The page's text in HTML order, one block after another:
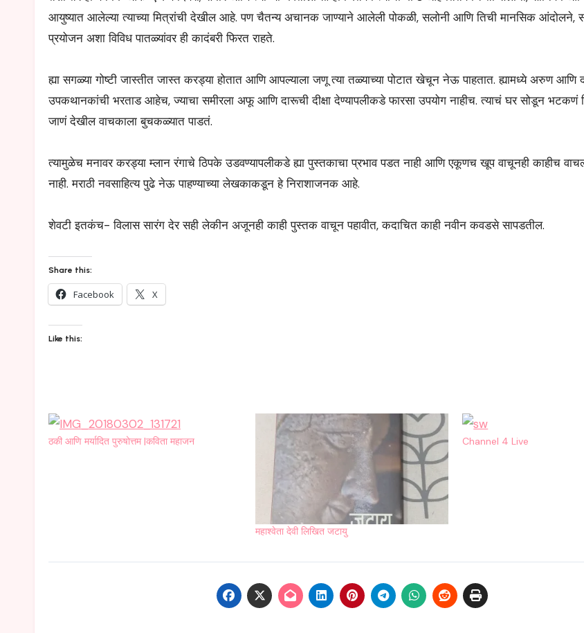
आयुष्यात आलेल्या त्याच्या मित्रांची देखील आहे. पण चैतन्य अचानक जाण्याने आलेली पोकळी, सलोनी आणि तिची मानसिक आंदोलने,
प्रयोजन अशा विविध पातळ्यांवर ही कादंबरी फिरत राहते.
ह्या सगळ्या गोष्टी जास्तीत जास्त करड्या होतात आणि आपल्याला जणू त्या तळ्याच्या पोटात खेचून नेऊ पाहतात. ह्यामध्ये अरुण आणि
उपकथानकांची भरताड आहेच, ज्याचा समीरला अफू आणि दारूची दीक्षा देण्यापलीकडे फारसा उपयोग नाहीच. त्याचं घर सोडून भटकणं
जाणं देखील वाचकाला बुचकळ्यात पाडतं.
त्यामुळेच मनावर करड्या म्लान रंगाचे ठिपके उडवण्यापलीकडे ह्या पुस्तकाचा प्रभाव पडत नाही आणि एकूणच खूप वाचूनही काहीच
नाही. मराठी नवसाहित्य पुढे नेऊ पाहण्याच्या लेखकाकडून हे निराशाजनक आहे.
शेवटी इतकंच- विलास सारंग देर सही लेकीन अजूनही काही पुस्तक वाचून पहावीत, कदाचित काही नवीन कवडसे सापडतील.
Share this:
Facebook X
Like this:
ठकी आणि मर्यादित पुरुषोत्तम |कविता महाजन
महाश्वेता देवी लिखित जटायु
Channel 4 Live